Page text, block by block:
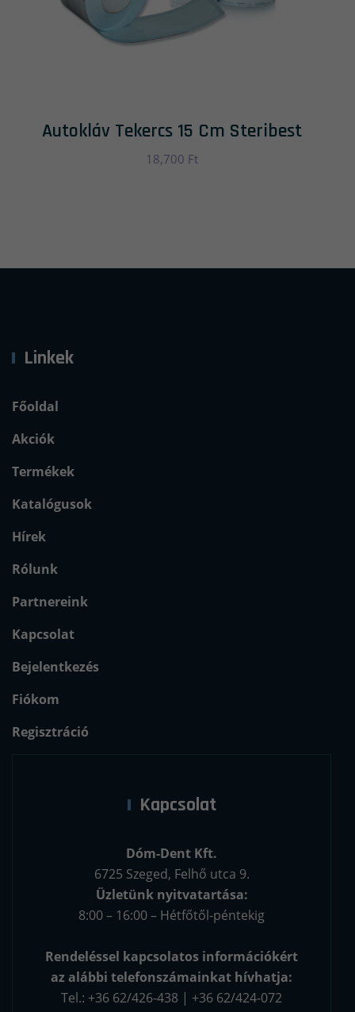
Autokláv Tekercs 15 Cm Steribest
18,700 Ft
Linkek
Főoldal
Akciók
Termékek
Katalógusok
Hírek
Rólunk
Partnereink
Kapcsolat
Bejelentkezés
Fiókom
Regisztráció
Kapcsolat
Dóm-Dent Kft.
6725 Szeged, Felhő utca 9.
Üzletünk nyitvatartása:
8:00 – 16:00 – Hétfőtől-péntekig
Rendeléssel kapcsolatos információkért
az alábbi telefonszámainkat hívhatja:
Tel.: +36 62/426-438 | +36 62/424-072